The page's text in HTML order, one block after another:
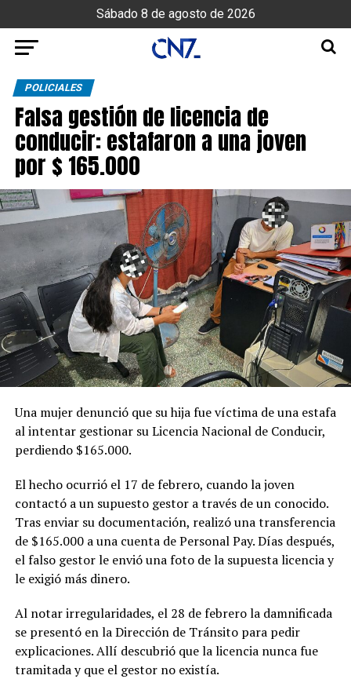
Sábado 8 de agosto de 2026
POLICIALES
Falsa gestión de licencia de
conducir: estafaron a una joven
por $ 165.000
Una mujer denunció que su hija fue víctima de una estafa
al intentar gestionar su Licencia Nacional de Conducir,
perdiendo $165.000.
El hecho ocurrió el 17 de febrero, cuando la joven
contactó a un supuesto gestor a través de un conocido.
Tras enviar su documentación, realizó una transferencia
de $165.000 a una cuenta de Personal Pay. Días después,
el falso gestor le envió una foto de la supuesta licencia y
le exigió más dinero.
Al notar irregularidades, el 28 de febrero la damnificada
se presentó en la Dirección de Tránsito para pedir
explicaciones. Allí descubrió que la licencia nunca fue
tramitada y que el gestor no existía.